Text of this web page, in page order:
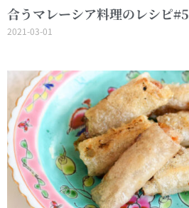
合うマレーシア料理のレシピ#5
2021-03-01